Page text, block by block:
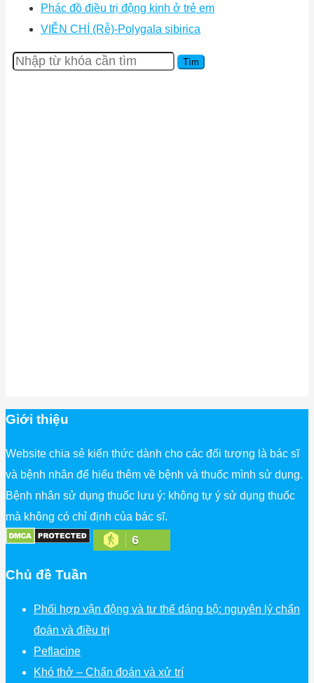
Phác đồ điều trị động kinh ở trẻ em
VIỄN CHÍ (Rễ)-Polygala sibirica
Giới thiệu
Website chia sẻ kiến thức dành cho các đối tượng là bác sĩ
và bệnh nhân để hiểu thêm về bệnh và thuốc mình sử dụng.
Bệnh nhân sử dụng thuốc lưu ý: không tự ý sử dụng thuốc
mà không có chỉ định của bác sĩ.
6
Chủ đề Tuần
Phối hợp vận động và tư thế dáng bộ: nguyên lý chẩn
đoán và điều trị
Peflacine
Khó thở – Chẩn đoán và xử trí